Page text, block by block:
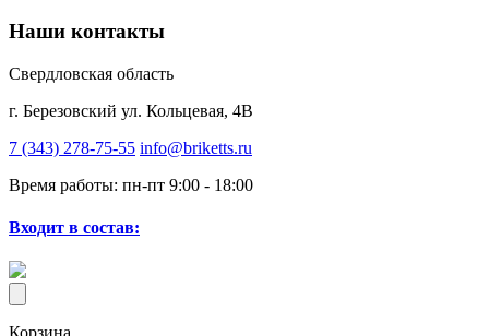
Наши контакты
Свердловская область
г. Березовский ул. Кольцевая, 4В
7 (343) 278-75-55 info@briketts.ru
Время работы: пн-пт 9:00 - 18:00
Входит в состав: